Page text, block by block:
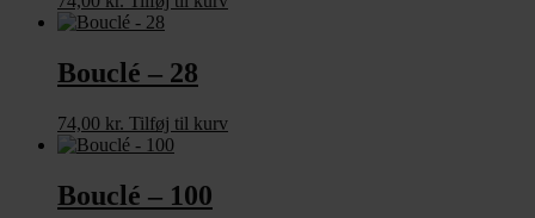
Bouclé – 28
74,00 kr. Tilføj til kurv
Bouclé – 100